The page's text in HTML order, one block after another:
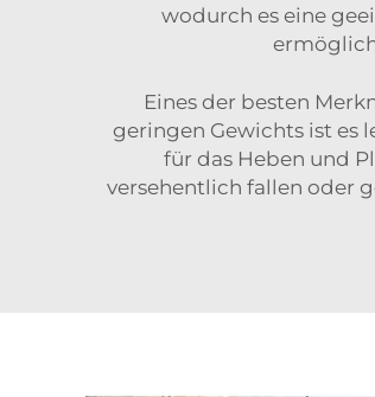
wodurch es eine
Eines der besten
geringen Gewichts ist es
für das Heben und
versehentlich fallen oder